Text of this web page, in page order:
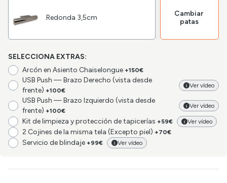
Redonda 3,5cm
Cambiar
patas
SELECCIONA EXTRAS:
Arcón en Asiento Chaiselongue +150€
USB Push — Brazo Derecho (vista desde
frente) +100€
Ver vídeo
USB Push — Brazo Izquierdo (vista desde
frente) +100€
Ver vídeo
Kit de limpieza y protección de tapicerías +59€ Ver vídeo
2 Cojines de la misma tela (Excepto piel) +70€
Servicio de blindaje +99€ Ver vídeo